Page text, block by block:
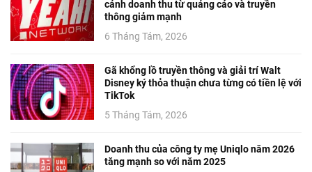
cảnh doanh thu từ quảng cáo và truyền
thông giảm mạnh
6 Tháng Tám, 2026
Gã khổng lồ truyền thông và giải trí Walt
Disney ký thỏa thuận chưa từng có tiền lệ với
TikTok
5 Tháng Tám, 2026
Doanh thu của công ty mẹ Uniqlo năm 2026
tăng mạnh so với năm 2025